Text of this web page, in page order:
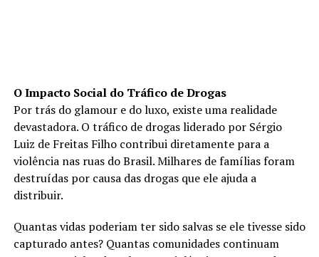
O Impacto Social do Tráfico de Drogas
Por trás do glamour e do luxo, existe uma realidade
devastadora. O tráfico de drogas liderado por Sérgio
Luiz de Freitas Filho contribui diretamente para a
violência nas ruas do Brasil. Milhares de famílias foram
destruídas por causa das drogas que ele ajuda a
distribuir.
Quantas vidas poderiam ter sido salvas se ele tivesse sido
capturado antes? Quantas comunidades continuam